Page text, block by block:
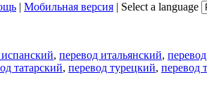
| Мобильная версия | Select a language
, перевод итальянский,
татарский, перевод турецкий, перевод